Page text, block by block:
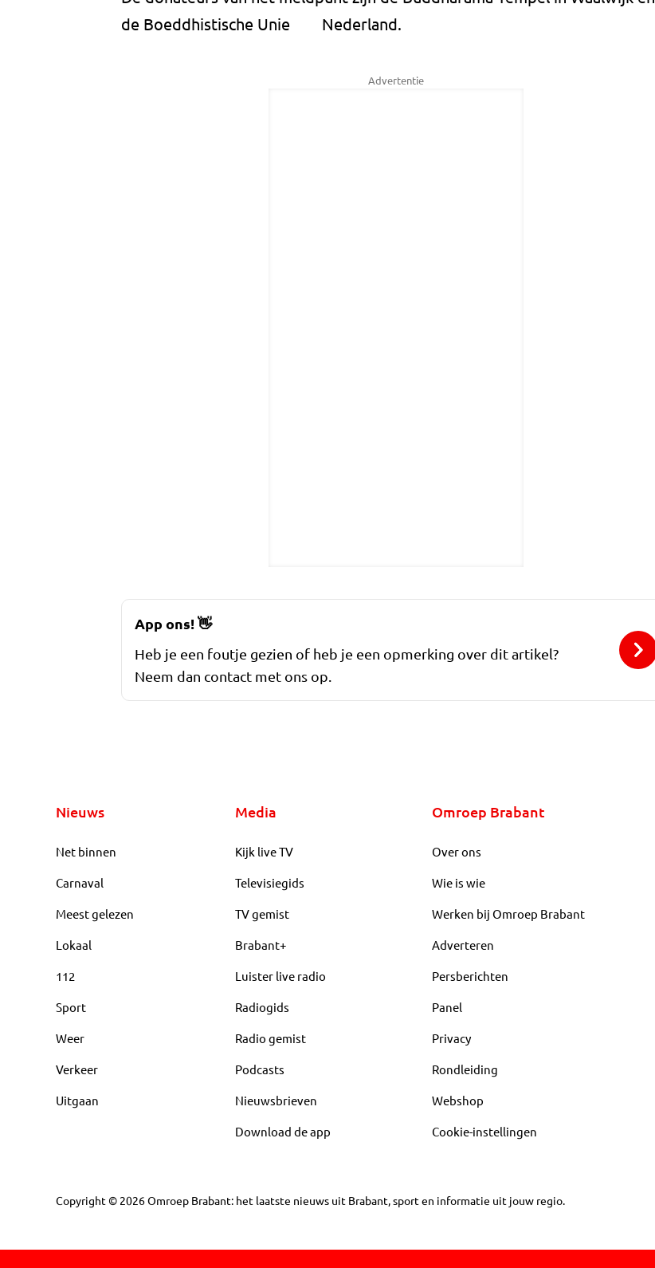
de Boeddhistische Unie Nederland.
Advertentie
App ons!👋
Heb je een foutje gezien of heb je een opmerking over dit artikel?
Neem dan contact met ons op.
Nieuws
Net binnen
Carnaval
Meest gelezen
Lokaal
112
Sport
Weer
Verkeer
Uitgaan
Media
Kijk live TV
Televisiegids
TV gemist
Brabant+
Luister live radio
Radiogids
Radio gemist
Podcasts
Nieuwsbrieven
Download de app
Omroep Brabant
Over ons
Wie is wie
Werken bij Omroep Brabant
Adverteren
Persberichten
Panel
Privacy
Rondleiding
Webshop
Cookie-instellingen
Copyright © 2026Omroep Brabant: het laatste nieuws uit Brabant, sport en informatie uit jouw regio.